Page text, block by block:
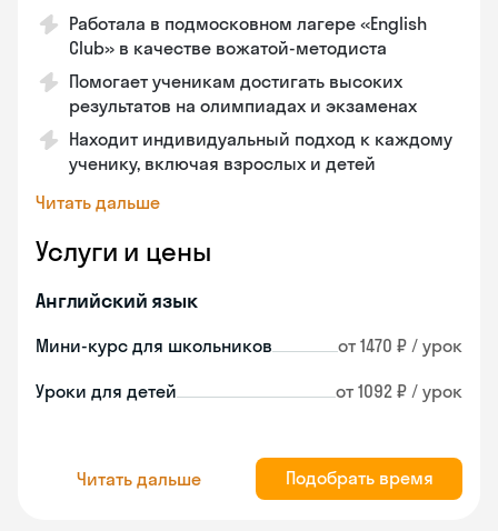
Работала в подмосковном лагере «English
Club» в качестве вожатой-методиста
Помогает ученикам достигать высоких
результатов на олимпиадах и экзаменах
Находит индивидуальный подход к каждому
ученику, включая взрослых и детей
Читать дальше
Услуги и цены
Английский язык
Мини-курс для школьников от 1470 ₽ / урок
Уроки для детей от 1092 ₽ / урок
Читать дальше Подобрать время